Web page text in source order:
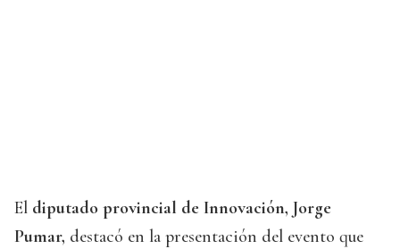
El diputado provincial de Innovación, Jorge
Pumar, destacó en la presentación del evento que